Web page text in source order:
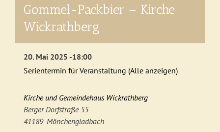
Gommel-Packbier – Kirche
Wickrathberg
20. Mai 2025 -18:00
Serientermin für Veranstaltung (Alle anzeigen)
Kirche und Gemeindehaus Wickrathberg
Berger Dorfstraße 55
Mönchengladbach
41189